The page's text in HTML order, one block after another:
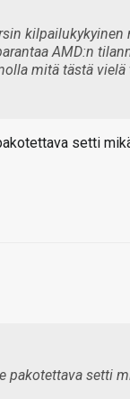
AMD:n
mitä tästä vielä
setti
pakotettava setti